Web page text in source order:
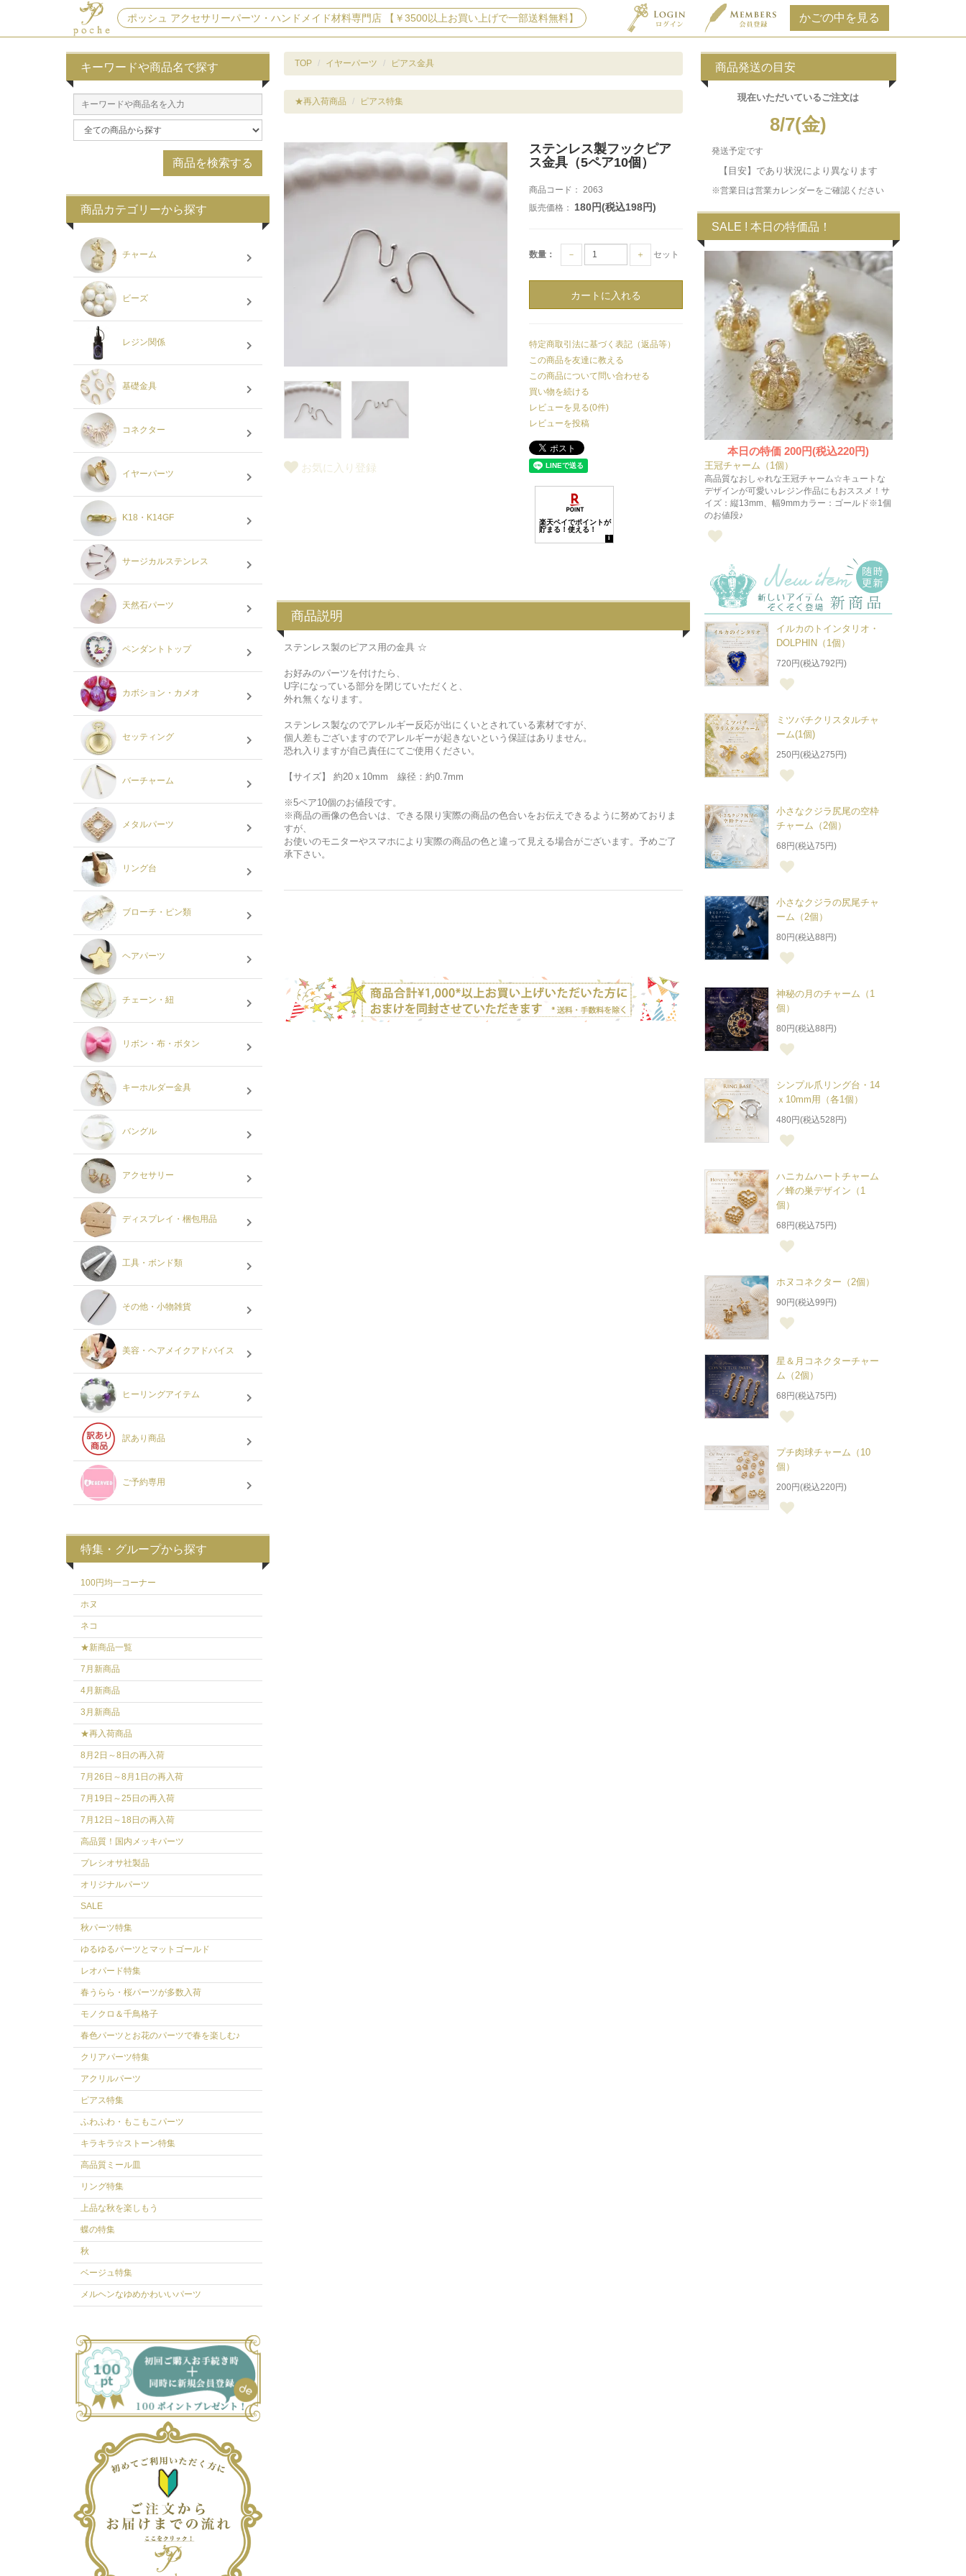
ポッシュ アクセサリーパーツ・ハンドメイド材料専門店 【￥3500以上お買い上げで一部送料無料】
TOP イヤーパーツ ピアス金具
★再入荷商品 ピアス特集
お気に入り登録
ステンレス製フックピア
ス金具（5ペア10個）
商品コード： 2063
販売価格：
180円(税込198円)
数量： － ＋ セット
特定商取引法に基づく表記（返品等）
この商品を友達に教える
この商品について問い合わせる
買い物を続ける
レビューを見る(0件)
レビューを投稿
商品説明
ステンレス製のピアス用の金具 ☆
お好みのパーツを付けたら、
U字になっている部分を閉じていただくと、
外れ無くなります。
ステンレス製なのでアレルギー反応が出にくいとされている素材ですが、
個人差もございますのでアレルギーが起きないという保証はありません。
恐れ入りますが自己責任にてご使用ください。
【サイズ】 約20ｘ10mm 線径：約0.7mm
※5ペア10個のお値段です。
※商品の画像の色合いは、できる限り実際の商品の色合いをお伝えできるように努めておりま
すが、
お使いのモニターやスマホにより実際の商品の色と違って見える場合がございます。予めご了
承下さい。
キーワードや商品名で探す
商品カテゴリーから探す
チャーム
ビーズ
レジン関係
基礎金具
コネクター
イヤーパーツ
K18・K14GF
サージカルステンレス
天然石パーツ
ペンダントトップ
カボション・カメオ
セッティング
バーチャーム
メタルパーツ
リング台
ブローチ・ピン類
ヘアパーツ
チェーン・紐
リボン・布・ボタン
キーホルダー金具
バングル
アクセサリー
ディスプレイ・梱包用品
工具・ボンド類
その他・小物雑貨
美容・ヘアメイクアドバイス
ヒーリングアイテム
訳あり商品
ご予約専用
特集・グループから探す
100円均一コーナー
ホヌ
ネコ
★新商品一覧
7月新商品
4月新商品
3月新商品
★再入荷商品
8月2日～8日の再入荷
7月26日～8月1日の再入荷
7月19日～25日の再入荷
7月12日～18日の再入荷
高品質！国内メッキパーツ
プレシオサ社製品
オリジナルパーツ
SALE
秋パーツ特集
ゆるゆるパーツとマットゴールド
レオパード特集
春うらら・桜パーツが多数入荷
モノクロ＆千鳥格子
春色パーツとお花のパーツで春を楽しむ♪
クリアパーツ特集
アクリルパーツ
ピアス特集
ふわふわ・もこもこパーツ
キラキラ☆ストーン特集
高品質ミール皿
リング特集
上品な秋を楽しもう
蝶の特集
秋
ベージュ特集
メルヘンなゆめかわいいパーツ
商品発送の目安
現在いただいているご注文は
8/7(金)
発送予定です
【目安】であり状況により異なります
※営業日は営業カレンダーをご確認ください
SALE ! 本日の特価品！
本日の特価200円(税込220円)
王冠チャーム（1個）
高品質なおしゃれな王冠チャーム☆キュートな
デザインが可愛い♪レジン作品にもおススメ！サ
イズ：縦13mm、幅9mmカラー：ゴールド※1個
のお値段♪
イルカのトインタリオ・
DOLPHIN（1個）
720円(税込792円)
ミツバチクリスタルチャ
ーム(1個)
250円(税込275円)
小さなクジラ尻尾の空枠
チャーム（2個）
68円(税込75円)
小さなクジラの尻尾チャ
ーム（2個）
80円(税込88円)
神秘の月のチャーム（1
個）
80円(税込88円)
シンプル爪リング台・14
ｘ10mm用（各1個）
480円(税込528円)
ハニカムハートチャーム
／蜂の巣デザイン（1
個）
68円(税込75円)
ホヌコネクター（2個）
90円(税込99円)
星＆月コネクターチャー
ム（2個）
68円(税込75円)
プチ肉球チャーム（10
個）
200円(税込220円)